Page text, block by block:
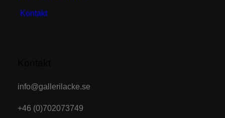
Kontakt
info@gallerilacke.se
+46 (0)702073749